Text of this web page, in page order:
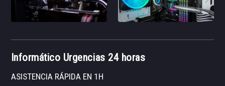
Informático Urgencias 24 horas
ASISTENCIA RÁPIDA EN 1H